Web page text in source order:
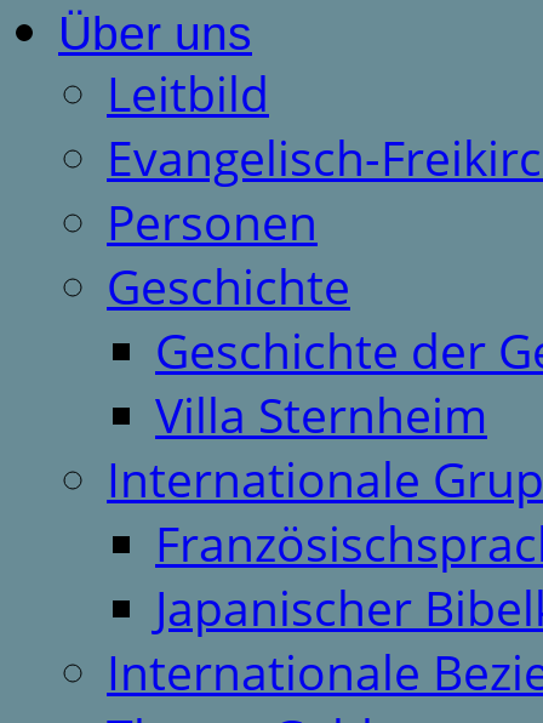
Über uns
Leitbild
Evangelisch-
Personen
Geschichte
Geschichte der
Villa Sternheim
Internationale
Japanischer
Internationale